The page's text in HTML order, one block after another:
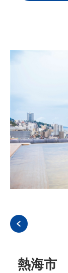
熱海市